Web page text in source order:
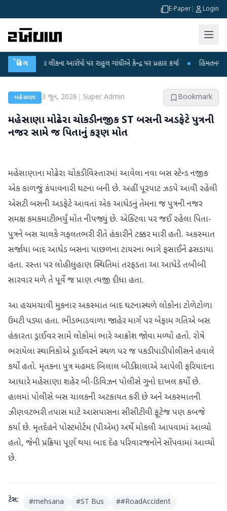
E-Paper Login
બ્રેકિંગ
પરીક્ષા લીકના આરોપો પર રાહુલ ગાંધીએ કેન્દ્ર પર પ્રહાર કર્યા ● હિંમતનગરમાં
મહેસાણા 3 જૂન, 2026 Super Admin Bookmark
મહેસાણા મોઢેરા ચોકડી નજીક ST બસની અડફેટે પુત્રની
નજર સામે જ પિતાનું કરૂણ મોત
મહેસાણાના મોઢેરા ચોકડી વિસ્તારમાં આવેલા નવા બસ સ્ટેન્ડ નજીક
એક કાળજું કંપાવનારી ઘટના બની છે. અહીં પૂરપાટ ઝડપે આવી રહેલી
એસટી બસની અડફેટે આવતાં એક આધેડનું તેમના જ પુત્રની નજર
સમક્ષ કમકમાટીભર્યું મોત નીપજ્યું છે. એક્ટિવા પર જઈ રહેલા પિતા-
પુત્રને બસ ચાલકે ગફલતભરી રીતે હંકારીને ટક્કર મારી હતી. અકસ્માત
સર્જાયા બાદ આધેડ બસના પાછળના ટાયરના ભાગે ફસાઈને ઢસડાયા
હતા. રસ્તા પર લોહીલુહાણ સ્થિતિમાં તરફડતા આ આધેડે તબીબી
સારવાર મળે તે પૂર્વે જ પ્રાણ ત્યજી દીધા હતા.
આ હચમચાવી મુકનાર અકસ્માત બાદ ઘટનાસ્થળે લોકોના ટોળેટોળા
ઉમટી પડ્યા હતા. ભીડભાડવાળા જાહેર માર્ગ પર બેફામ ગતિએ બસ
હંકારતા ડ્રાઈવર સામે લોકોમાં ભારે આક્રોશ જોવા મળ્યો હતો. રોષે
ભરાયેલા સ્થાનિકોએ ડ્રાઈવરને સ્થળ પર જ પકડી પાડી પોલીસને હવાલે
કર્યો હતો. મૃતકના પુત્ર મહમદ બિલાલ બીડીવાલાએ આપેલી ફરિયાદના
આધારે મહેસાણા શહેર બી-ડિવિઝન પોલીસે ગુનો દાખલ કર્યો છે.
હાલમાં પોલીસે બસ ચાલકની અટકાયત કરી છે અને અકસ્માતની
ઝીણવટભરી તપાસ માટે આસપાસના સીસીટીવી ફૂટેજ પણ કબજે
કર્યા છે. મૃતદેહને પોસ્ટમોર્ટમ (પીએમ) અર્થે મોકલી આપવામાં આવ્યો
હતો, જેની પ્રક્રિયા પૂર્ણ થયા બાદ દેહ પરિવારજનોને સોંપવામાં આવ્યો
છે.
ટેગ્સ: #mehsana #ST Bus ##RoadAccident